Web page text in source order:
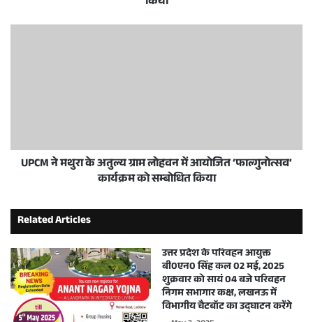
UPCM ने मथुरा के अतुल्य ग्राम लोहवन में आयोजित ‘फाल्गुनोत्सव’
कार्यक्रम को सम्बोधित किया
Related Articles
उत्तर प्रदेश के परिवहन आयुक्त
बी0एन0 सिंह कल 02 मई, 2025
शुक्रवार को सायं 04 बजे परिवहन
निगम सभागार कक्ष, लखनऊ में
विभागीय चैटबॉट का उद्घाटन करेंगे